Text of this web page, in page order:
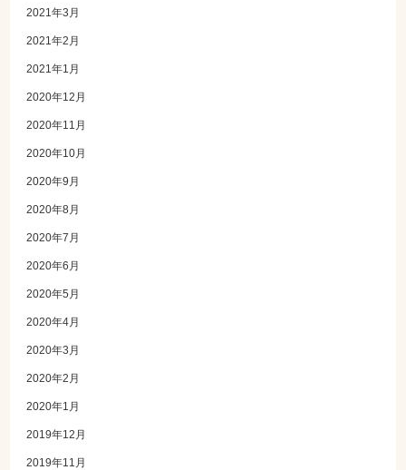
2021年3月
2021年2月
2021年1月
2020年12月
2020年11月
2020年10月
2020年9月
2020年8月
2020年7月
2020年6月
2020年5月
2020年4月
2020年3月
2020年2月
2020年1月
2019年12月
2019年11月